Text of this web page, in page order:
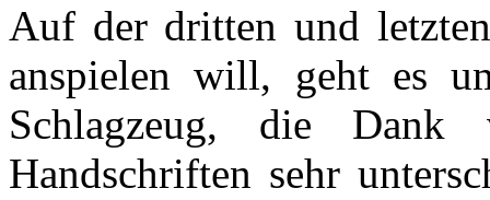
Auf der dritten und
anspielen will, geht es
Schlagzeug, die Dank
Handschriften sehr